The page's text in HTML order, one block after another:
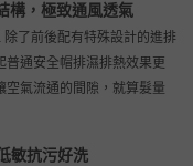
構，極致通風透氣
了前後配有特殊設計的進排
普通安全帽排濕排熱效果更
空氣流通的間隙，就算髮量
敏抗污好洗